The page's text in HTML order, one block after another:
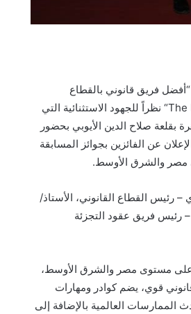
فريق قانوني بالقطاع
نظراً للجهود الاستثنائية التي
بقلعة صلاح الدين الأيوبي بحضور
عن الفائزين بجوائز المسابقة
مصر والشرق الأوسط.
– رئيس القطاع القانوني، الأستاذ/
– رئيس فريق عقود التجزئة
وعلى مستوى مصر والشرق الأوسط،
قوي، يضم كوادر ومهارات
الممارسات العالمية بالإضافة إلى